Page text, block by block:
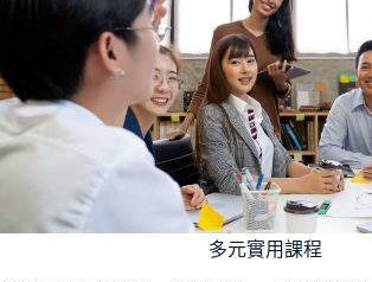
多元實用課程